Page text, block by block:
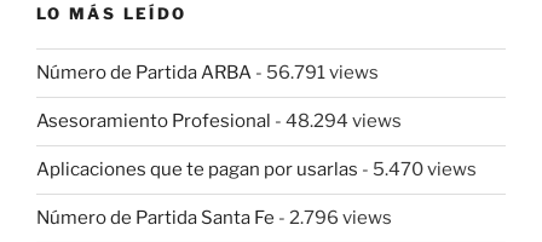
LO MÁS LEÍDO
Número de Partida ARBA - 56.791 views
Asesoramiento Profesional - 48.294 views
Aplicaciones que te pagan por usarlas - 5.470 views
Número de Partida Santa Fe - 2.796 views